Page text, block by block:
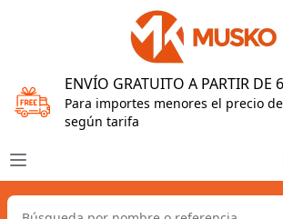
ENVÍO GRATUITO A PARTIR DE
Para importes menores el precio
según tarifa